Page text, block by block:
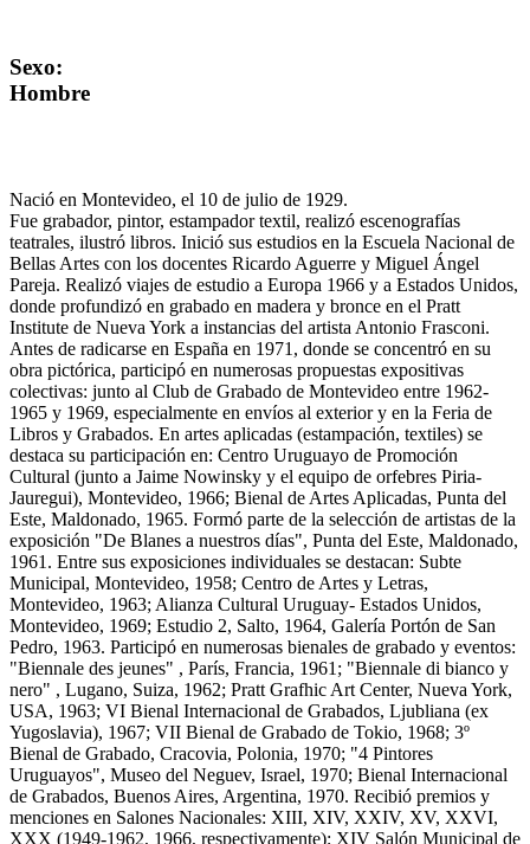
Sexo:
Hombre
Nació en Montevideo, el 10 de julio de 1929.
Fue grabador, pintor, estampador textil, realizó escenografías
teatrales, ilustró libros. Inició sus estudios en la Escuela Nacional de
Bellas Artes con los docentes Ricardo Aguerre y Miguel Ángel
Pareja. Realizó viajes de estudio a Europa 1966 y a Estados Unidos,
donde profundizó en grabado en madera y bronce en el Pratt
Institute de Nueva York a instancias del artista Antonio Frasconi.
Antes de radicarse en España en 1971, donde se concentró en su
obra pictórica, participó en numerosas propuestas expositivas
colectivas: junto al Club de Grabado de Montevideo entre 1962-
1965 y 1969, especialmente en envíos al exterior y en la Feria de
Libros y Grabados. En artes aplicadas (estampación, textiles) se
destaca su participación en: Centro Uruguayo de Promoción
Cultural (junto a Jaime Nowinsky y el equipo de orfebres Piria-
Jauregui), Montevideo, 1966; Bienal de Artes Aplicadas, Punta del
Este, Maldonado, 1965. Formó parte de la selección de artistas de la
exposición "De Blanes a nuestros días", Punta del Este, Maldonado,
1961. Entre sus exposiciones individuales se destacan: Subte
Municipal, Montevideo, 1958; Centro de Artes y Letras,
Montevideo, 1963; Alianza Cultural Uruguay- Estados Unidos,
Montevideo, 1969; Estudio 2, Salto, 1964, Galería Portón de San
Pedro, 1963. Participó en numerosas bienales de grabado y eventos:
"Biennale des jeunes" , París, Francia, 1961; "Biennale di bianco y
nero" , Lugano, Suiza, 1962; Pratt Grafhic Art Center, Nueva York,
USA, 1963; VI Bienal Internacional de Grabados, Ljubliana (ex
Yugoslavia), 1967; VII Bienal de Grabado de Tokio, 1968; 3º
Bienal de Grabado, Cracovia, Polonia, 1970; "4 Pintores
Uruguayos", Museo del Neguev, Israel, 1970; Bienal Internacional
de Grabados, Buenos Aires, Argentina, 1970. Recibió premios y
menciones en Salones Nacionales: XIII, XIV, XXIV, XV, XXVI,
XXX (1949-1962, 1966, respectivamente); XIV Salón Municipal de